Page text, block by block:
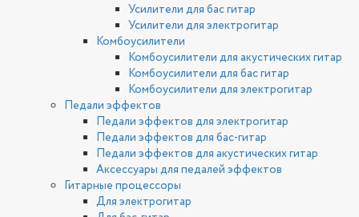
Усилители для бас гитар
Усилители для электрогитар
Комбоусилители
Комбоусилители для акустических гитар
Комбоусилители для бас гитар
Комбоусилители для электрогитар
Педали эффектов
Педали эффектов для электрогитар
Педали эффектов для бас-гитар
Педали эффектов для акустических гитар
Аксессуары для педалей эффектов
Гитарные процессоры
Для электрогитар